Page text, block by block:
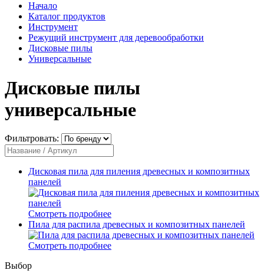
Начало
Каталог продуктов
Инструмент
Режущий инструмент для деревообработки
Дисковые пилы
Универсальные
Дисковые пилы
универсальные
Фильтровать:
Дисковая пила для пиления древесных и композитных
панелей
Смотреть подробнее
Пила для распила древесных и композитных панелей
Смотреть подробнее
Выбор